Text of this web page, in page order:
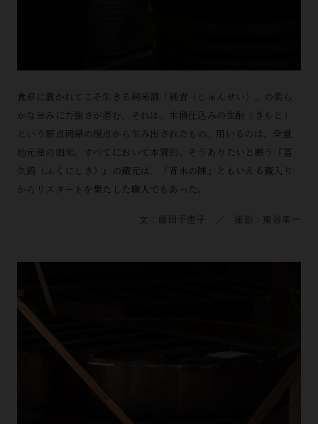
食卓に置かれてこそ生きる純米酒「純青（じゅんせい）」の柔ら
かな旨みに力強さが潜む。それは、木桶仕込みの生酛（きもと）
という原点回帰の視点から生み出されたもの。用いるのは、全量
地元産の酒米。すべてにおいて本質的。そうありたいと願う『冨
久錦（ふくにしき）』の蔵元は、「背水の陣」ともいえる蔵入り
からリスタートを果たした職人でもあった。
文：藤田千恵子 ／ 撮影：東谷幸一